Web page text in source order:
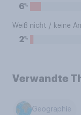
6%
Weiß nicht / keine
2%
Verwandte
Geographie